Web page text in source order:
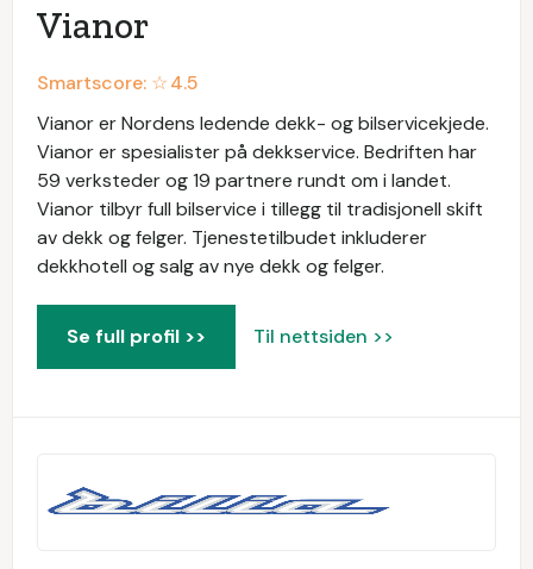
Vianor
Smartscore: ☆4.5
Vianor er Nordens ledende dekk- og bilservicekjede.
Vianor er spesialister på dekkservice. Bedriften har
59 verksteder og 19 partnere rundt om i landet.
Vianor tilbyr full bilservice i tillegg til tradisjonell skift
av dekk og felger. Tjenestetilbudet inkluderer
dekkhotell og salg av nye dekk og felger.
Se full profil >> Til nettsiden >>